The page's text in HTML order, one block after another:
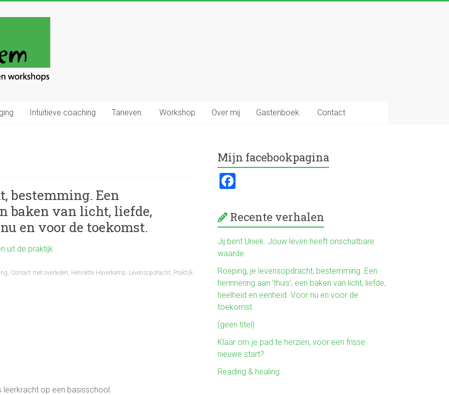
Intuïtieve coaching Tarieven. Workshop Over mij Gastenboek. Contact
bestemming. Een
baken van licht, liefde,
en voor de toekomst.
uit de praktijk
, Contact met overleden, Henriëtte Haverkamp, Levensopdracht, Praktijk
leerkracht op een basisschool.
Mijn facebookpagina
ce
b
o
ok
Recente verhalen
Jij bent Uniek. Jouw leven heeft onschatbare
waarde.
Roeping, je levensopdracht, bestemming. Een
herinnering aan ’thuis’, een baken van licht, liefde,
heelheid en eenheid. Voor nu en voor de
toekomst.
(geen titel)
Klaar om je pad te herzien, voor een frisse
nieuwe start?
Reading & healing.